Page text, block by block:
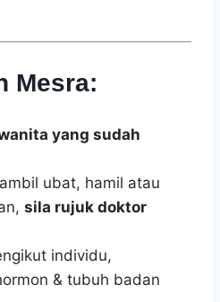
Mesra:
yang sudah
ubat, hamil atau
sila rujuk doktor
individu,
& tubuh badan